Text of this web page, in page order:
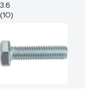
3.6
(10)